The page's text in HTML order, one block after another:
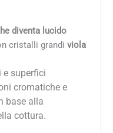
diventa lucido
cristalli grandi viola
superfici
cromatiche e
base alla
cottura.